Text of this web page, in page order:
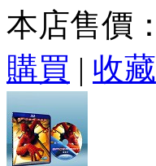
本店售價：
購買 | 收藏